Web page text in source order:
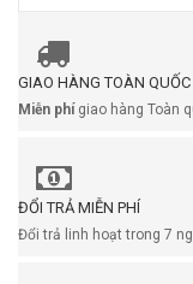
GIAO HÀNG TOÀN QUỐC
Miễn phígiao hàng Toàn
ĐỔI TRẢ MIỄN PHÍ
Đổi trả linh hoạt trong 7